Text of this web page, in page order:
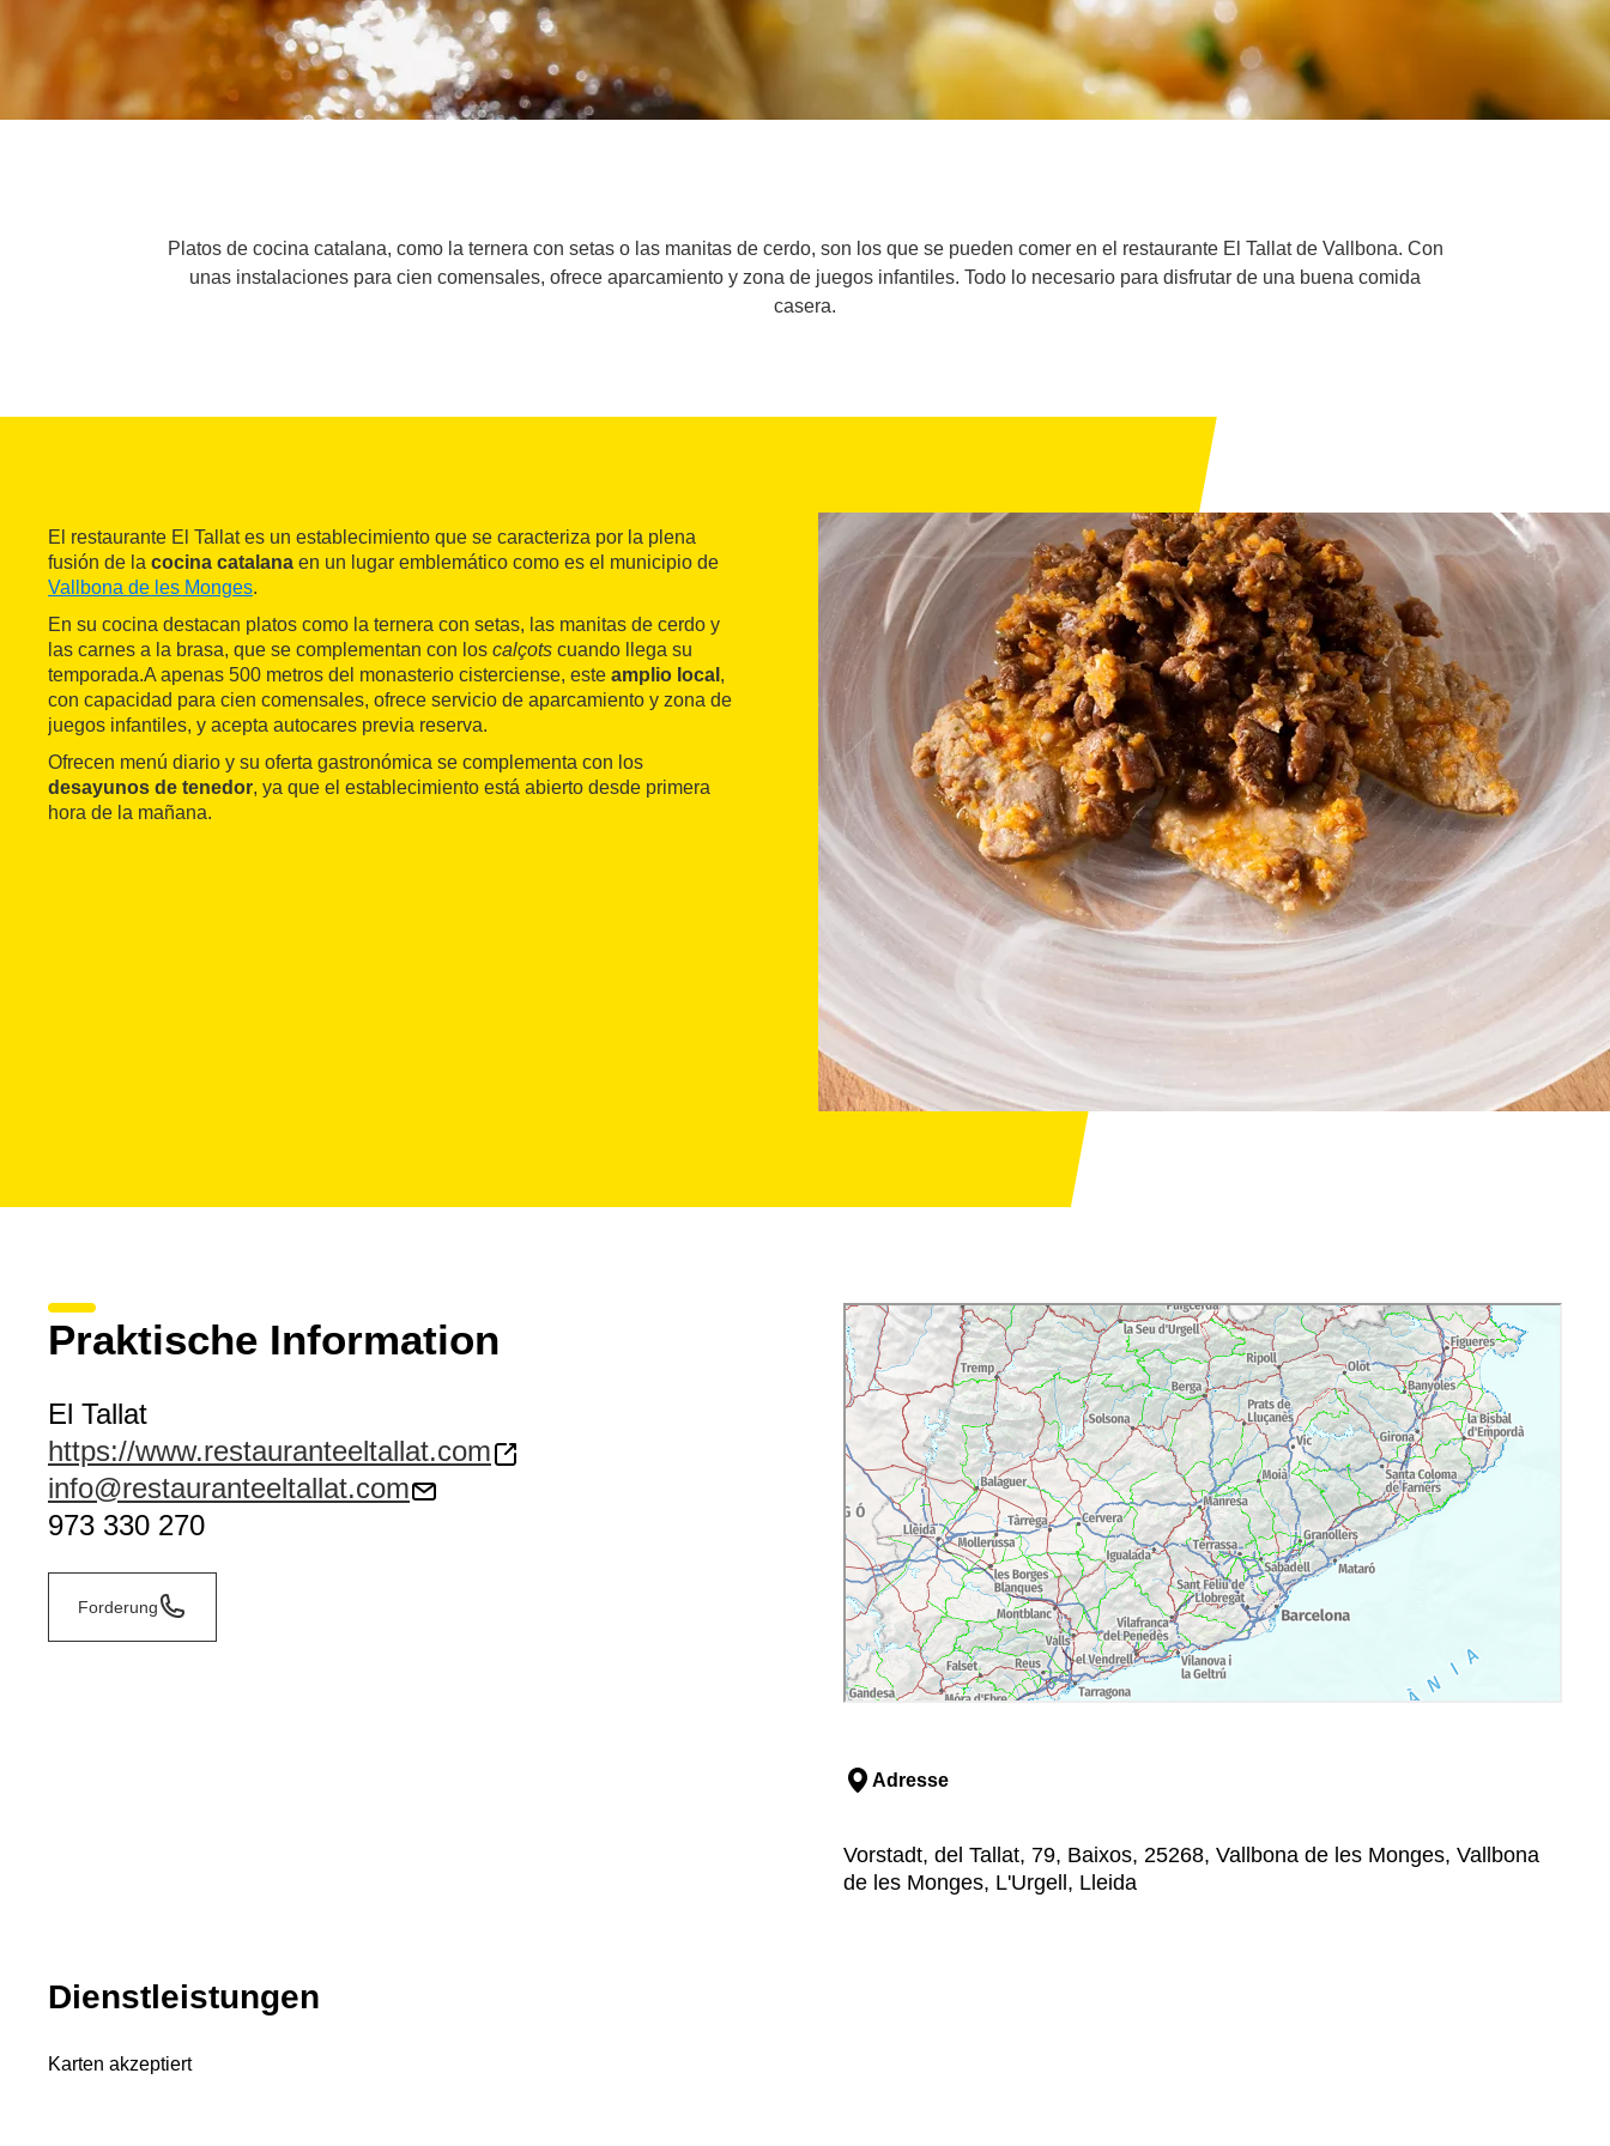
Platos de cocina catalana, como la ternera con setas o las manitas de cerdo, son los que se pueden comer en el restaurante El Tallat de Vallbona. Con
unas instalaciones para cien comensales, ofrece aparcamiento y zona de juegos infantiles. Todo lo necesario para disfrutar de una buena comida
casera.
El restaurante El Tallat es un establecimiento que se caracteriza por la plena
fusión de la cocina catalana en un lugar emblemático como es el municipio de
Vallbona de les Monges.
En su cocina destacan platos como la ternera con setas, las manitas de cerdo y
las carnes a la brasa, que se complementan con los calçots cuando llega su
temporada.A apenas 500 metros del monasterio cisterciense, este amplio local ,
con capacidad para cien comensales, ofrece servicio de aparcamiento y zona de
juegos infantiles, y acepta autocares previa reserva.
Ofrecen menú diario y su oferta gastronómica se complementa con los
desayunos de tenedor, ya que el establecimiento está abierto desde primera
hora de la mañana.
Praktische Information
El Tallat
https://www.restauranteeltallat.com
info@restauranteeltallat.com
973 330 270
Forderung
Adresse
Vorstadt, del Tallat, 79, Baixos, 25268, Vallbona de les Monges, Vallbona
de les Monges, L'Urgell, Lleida
Dienstleistungen
Karten akzeptiert